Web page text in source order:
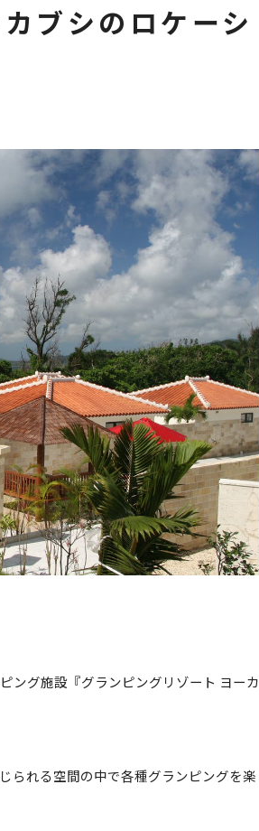
ブシのロケーシ
ング施設『グランピングリゾート ヨーカ
られる空間の中で各種グランピングを楽